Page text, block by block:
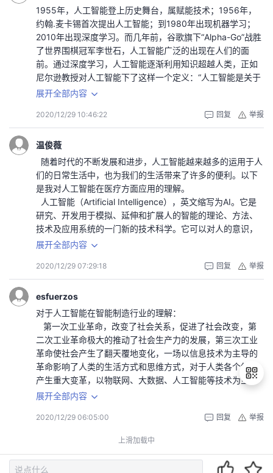
技术等先进的计算机智能方法应用于产品配方，生产调度
等，实现制造过程智能化。而人工智能技术尤其适合于解决
特别复杂和不确定的问题。但同样显然的是，要在企业制造
的全过程中全部实现智能化，如果不是完全做不到的事情，
至少也是在遥远的将来。有人甚至提出这样的问题，下个世
纪会实现智能自动化吗?而如果只是在企业的某个局部环节实
现智能化，而又无法保证全局的优化，则这种智能化的意义
是有限的。智能制造正在世界范围内兴起，它是制造技术发
化、精益化、绿色化，带动装备制造业整体技术水平的提
升。
在人工智能方面需要高科技的人才，作为当代大学生我们任
重而道远，在这四年里一定要广泛搜集这方面的内容来提高
自己的知识水平，为我国的人工智能行业贡献一份力量。
人工智能本2 田鹏宇
通过虚拟问诊、模拟查体和辅助检查，做出拟诊 ，进而诊断
并设计治疗方案。对于教师来说,帮助教师通过评值成果了解
学生的行为表现并调整课程 ；
对于学生来说，可以快速培养临床问题的解决能力。通过和
症例互动学生能够学习很多重要 的疾病诊断知识 。通过和症
例互动学生能够学习很多重要 的疾病诊断知识 。这些相似的
智能技术称为智能辅导系，它可以在解决问题的过程中跟踪
学习者的“心理步骤”，以诊断错误的概念，并估计学习者对该
领域的理解。智能辅导系统还可以为学习者提供及时的指
导、反馈和解释，并能促进学习者的学习行为 ，如自我调
人工智能在医学影像方面也有介入，医学影像结合AI的概
念，早在20世纪60年代即被提出。初期主要采用逻辑与统计
模式识别方法概念尝试用于放射诊断流程；20世纪80年代
后，计算机技术发展推动医学影像数字化转变，AI医学影像
由知觉主观方式向定量计算方式转化，出现了计算机辅助诊
断系统等；但以深度学习为代表的新一代AI技术结合下的医
学影像具有真正成熟应用于临床实践的能力。
人工智能本2
1955年，人工智能登上历史舞台，属赋能技术；1956年，
约翰.麦卡锡首次提出人工智能；到1980年出现机器学习；
2010年出现深度学习。而几年前，谷歌旗下“Alpha-Go”战胜
了世界围棋冠军李世石，人工智能广泛的出现在人们的面
前。通过深度学习，人工智能逐渐利用知识超越人类，正如
尼尔逊教授对人工智能下了这样一个定义：“人工智能是关于
知识的学科――怎样表示知识以及怎样获得知识并使用知识
对于怎样使用知识是人工智能的关键。导航根据路况去判断
该走哪条道，软件根据消费者的消费水平给出建议，人们常
说这就是人工智能。但我觉得这不是人工智能，在我的理解
里，人工智能更为人性化并利用已有的知识给出更好的建
议，最近的路并不是最好的路，也许最简单的走法才是最好
的路，我们有很多的消费者并不都是只看价格，看外观、看
格调的大有人在。而人工智能就是利用知识去解决有关人类
主观判断的需求，并为此服务的存在，而我希望去投身于这
样的智能服务的行业。
大数据已然成为世界主流，信息化的时代必然引来信息的通
透，而今的大数据的利用过于客观，总是有各种各样的数据
分析，而这数据类型的分析都太过客观，给人真实可信服的
同时却又显得冷冰冰，而我期望的智能服务是服务于人的，
是人性化的，是个性化的。正如智能家居贴心的为主人着想
家居一种，但我希望充满人情味的是智能服务的每一种。
但同时我们也不能忽略一些问题，智能服务是一种类似于“私
人订制”的服务，并不是对客户的医用窥探。我们为了更了解
客户，必然要去搜集利用客户的数据，但这并不代表着人工
智能就能肆意妄为，利用客户的数据反向谋害客户，甚至泄
露客户所提供的数据甚至是隐私，正如现在我们熟知的大数
据杀熟一样。
为了实现我心目中的人工智能的形象，我会坚定自己的信
力，探索人工智能的新世界。
2020级人工智能本2班——董浩然
展开全部内容
2020/12/29 10:46:22 举报
回复
温俊薇
随着时代的不断发展和进步，人工智能越来越多的运用于人
们的日常生活中，也为我们的生活带来了许多的便利。以下
是我对人工智能在医疗方面应用的理解。
人工智能（Artificial Intelligence），英文缩写为AI。它是
研究、开发用于模拟、延伸和扩展人的智能的理论、方法、
技术及应用系统的一门新的技术科学。它可以对人的意识，
思维进行模拟，也是一门极富挑战性的学科。
人工智能有着先天的优势。而人工智能与医疗的结合，使得
更多人能够获得更好的诊断，更安全的微创手术、更短的等
待时间和更低的感染率，并且还能提高每个人的长期存活
率。
智慧诊疗就是将人工智能与医疗诊断相结合，通过计算机
的统计，帮助医生进行医疗的数据统计，对病人的数据进行
深度分析，自动识别病人的临床变量和指标。可以通过模拟
医生的诊断推理，从而给出可靠的医疗方案。
以及在医学影像识别方面，人工智能也有了很好的融合。
传统的医疗场景中，常常会出现花费时间长，主观性大的问
题。而如今人工智能的应用，可以帮助医生进行病灶区域定
位，减少漏诊误诊问题。
根据患者的大数据统计，准确的挖掘筛选出适合的药物，并
且对药物的活性及安全性，副作用等做出预测，从而缩短药
物的研发周期和研发的成功率。
展开全部内容
2020/12/29 07:29:18 举报
回复
esfuerzos
对于人工智能在智能制造行业的理解：
第一次工业革命，改变了社会关系，促进了社会改变，第
二次工业革命极大的推动了社会生产力的发展，第三次工业
革命使社会产生了翻天覆地变化，一场以信息技术为主导的
革命影响了人类的生活方式和思维方式，对于人类各个领域
产生重大变革，以物联网、大数据、人工智能等技术为主导
的第四次工业革命正在席卷全球，这是继前三级工业革命之
改革后中国一直注重制造能力，也成为了第一制造大国，
有着相当完善的制造体系，。5G、大数据、云计算的发展让
机械操作等等，在初级智能阶段应用已经十分广泛，在智能
展开全部内容
2020/12/29 06:05:00 举报
回复
上滑加载中